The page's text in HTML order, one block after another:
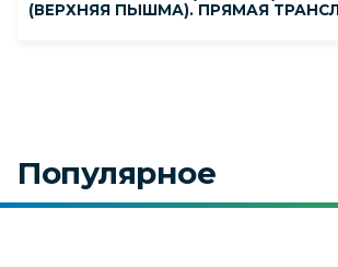
(ВЕРХНЯЯ ПЫШМА). ПРЯМАЯ
Популярное